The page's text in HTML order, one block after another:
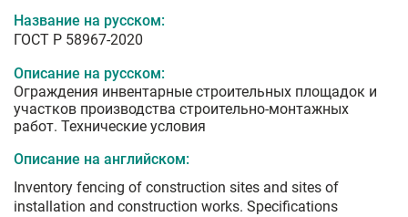
Название на русском:
ГОСТ Р 58967-2020
Описание на русском:
Ограждения инвентарные строительных площадок и
участков производства строительно-монтажных
работ. Технические условия
Описание на английском:
Inventory fencing of construction sites and sites of
installation and construction works. Specifications